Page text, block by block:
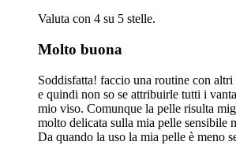
Valuta con 4 su 5 stelle.
Molto buona
Soddisfatta! faccio una routine con
e quindi non so se attribuirle tutti i
mio viso. Comunque la pelle risulta
molto delicata sulla mia pelle sensibile
Da quando la uso la mia pelle è meno